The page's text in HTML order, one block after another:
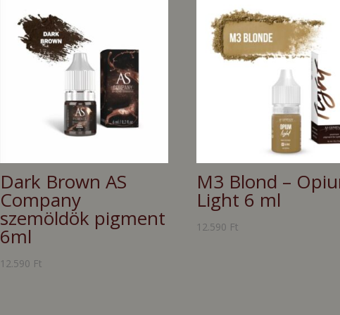
Dark Brown AS
Company
szemöldök pigment
6ml
12.590 Ft
M3 Blond –
Light 6 ml
12.590 Ft